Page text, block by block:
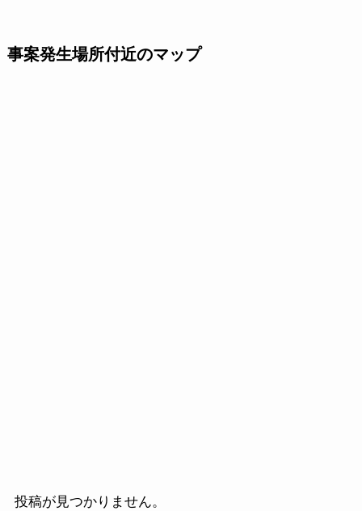
事案発生場所付近のマップ
投稿が見つかりません。